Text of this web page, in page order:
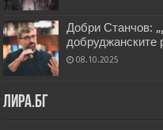
Добри Станчов:
добруджанските
08.10.2025
Лира.бг